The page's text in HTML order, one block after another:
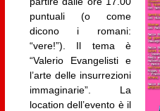
puntuali (o come
dicono i romani:
“vere!”). Il tema è
“Valerio Evangelisti e
l’arte delle insurrezioni
immaginarie”. La
location dell’evento è il